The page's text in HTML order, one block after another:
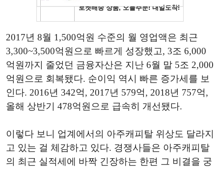
2017년 8월 1,500억원 수준의 월 영업액은 최근
3,300~3,500억원으로 빠르게 성장했고, 3조 6,000
억원까지 줄었던 금융자산은 지난 6월 말 5조 2,000
억원으로 회복됐다. 순이익 역시 빠른 증가세를 보
인다. 2016년 342억, 2017년 579억, 2018년 757억,
올해 상반기 478억원으로 급속히 개선됐다.
이렇다 보니 업계에서의 아주캐피탈 위상도 달라지
고 있는 걸 체감하고 있다. 경쟁사들은 아주캐피탈
의 최근 실적세에 바짝 긴장하는 한편 그 비결을 궁